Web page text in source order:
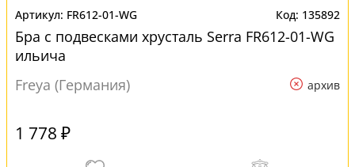
FR612-01-WG 135892
Бра с подвесками хрусталь Serra FR612-01-WG
ильича
Freya (Германия)
архив
1 778 ₽